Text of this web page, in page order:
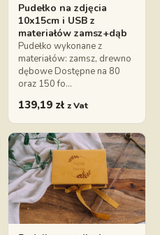
Pudełko na zdjęcia
10x15cm i USB z
materiałów zamsz+dąb
Pudełko wykonane z
materiałów: zamsz, drewno
dębowe Dostępne na 80
oraz 150 fo…
139,19 zł z Vat